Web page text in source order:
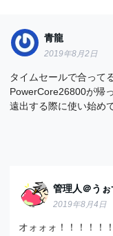
青龍
2019年8月2日
タイムセールで合って
PowerCore26800が帰
遠出する際に使い始め
管理人＠うぉ
2019年8月4日
オォォォ！！！！！！